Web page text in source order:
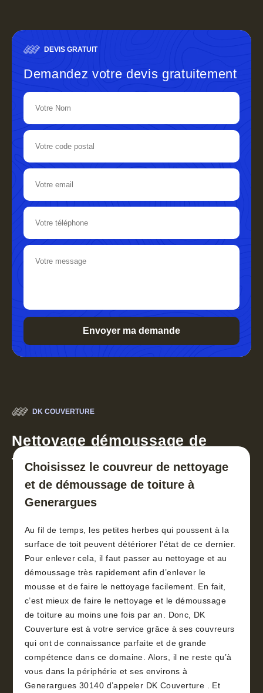
DEVIS GRATUIT
Demandez votre devis gratuitement
DK COUVERTURE
Nettoyage démoussage de
toiture 30
Choisissez le couvreur de nettoyage
et de démoussage de toiture à
Generargues
Au fil de temps, les petites herbes qui poussent à la
surface de toit peuvent détériorer l’état de ce dernier.
Pour enlever cela, il faut passer au nettoyage et au
démoussage très rapidement afin d’enlever le
mousse et de faire le nettoyage facilement. En fait,
c’est mieux de faire le nettoyage et le démoussage
de toiture au moins une fois par an. Donc, DK
Couverture est à votre service grâce à ses couvreurs
qui ont de connaissance parfaite et de grande
compétence dans ce domaine. Alors, il ne reste qu’à
vous dans la périphérie et ses environs à
Generargues 30140 d’appeler DK Couverture . Et